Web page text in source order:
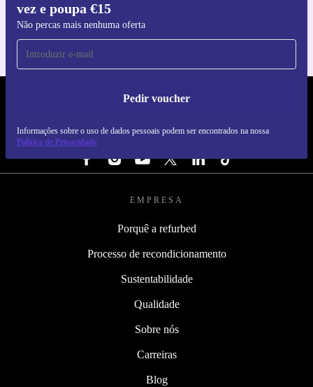
vez e poupa €15
Não percas mais nenhuma oferta
Pedir voucher
Informações sobre o uso de dados pessoais podem ser encontrados na nossa
Política de Privacidade
Para iOS e Android
REFURBED PORTUGAL - RETHINK NEW.
SEGUE-NOS
EMPRESA
Porquê a refurbed
Processo de recondicionamento
Sustentabilidade
Qualidade
Sobre nós
Carreiras
Blog